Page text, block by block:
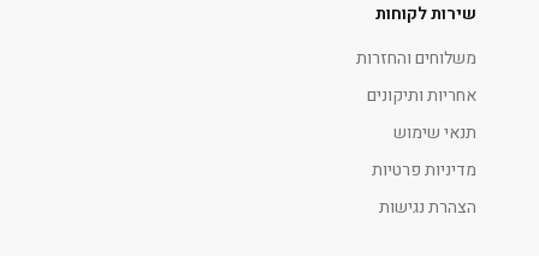
שירות לקוחות
משלוחים והחזרות
אחריות ותיקונים
תנאי שימוש
מדיניות פרטיות
הצהרת נגישות